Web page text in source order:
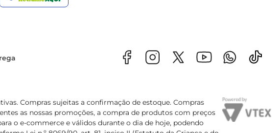
Compras sujeitas a confirmação de estoque. Compras
as nossas promoções, a compra de produtos com preços
o e-commerce e válidos durante o dia de hoje, podendo